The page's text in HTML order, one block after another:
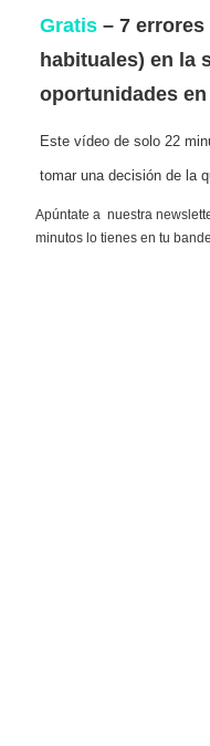
Gratis – 7
habituales) en la
oportunidades
Este vídeo de solo 22
tomar una decisión de la
Apúntate a nuestra
minutos lo tienes en tu